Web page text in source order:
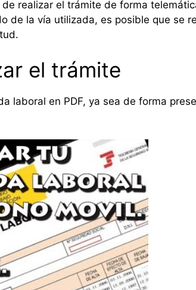
de realizar el trámite de forma
de la vía utilizada, es posible que se
el trámite
laboral en PDF, ya sea de forma